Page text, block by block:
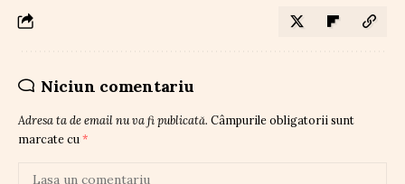
Niciun comentariu
Adresa ta de email nu va fi publicată. Câmpurile obligatorii sunt
marcate cu *